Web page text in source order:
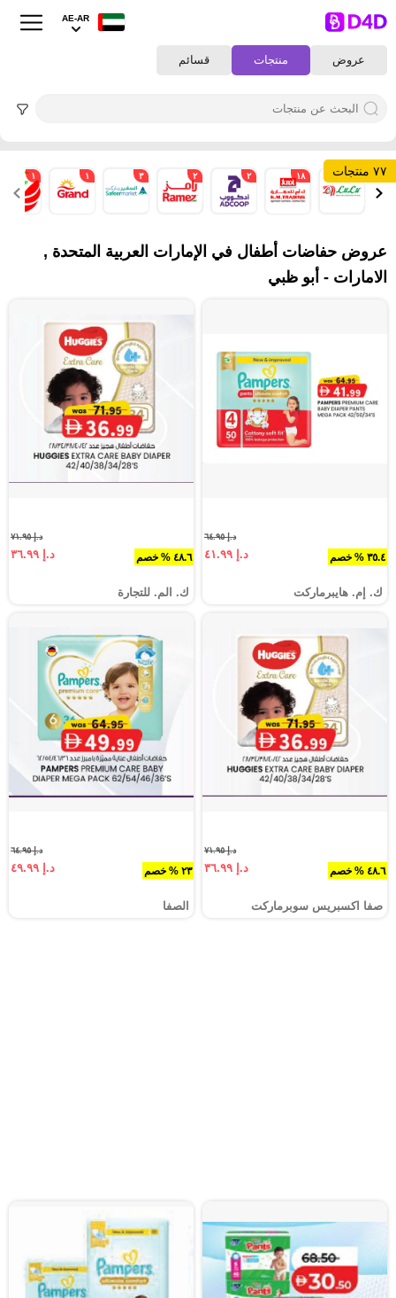
عروض منتجات قسائم
AE-AR
٧٧ منتجات ٧ ١٨ ٢ ٢ ٣ ١ ١
عروض حفاضات أطفال في الإمارات العربية المتحدة ,
الامارات - أبو ظبي
٣٥.٤ % خصم
د.إ ٦٤.٩٥
د.إ ٤١.٩٩
ك. إم. هايبرماركت
٤٨.٦ % خصم
د.إ ٧١.٩٥
د.إ ٣٦.٩٩
ك. الم. للتجارة
٤٨.٦ % خصم
د.إ ٧١.٩٥
د.إ ٣٦.٩٩
صفا اكسبريس سوبرماركت
٢٣ % خصم
د.إ ٦٤.٩٥
د.إ ٤٩.٩٩
الصفا